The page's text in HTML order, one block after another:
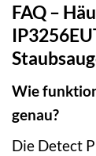
FAQ –
Wie
genau?
Die Detect